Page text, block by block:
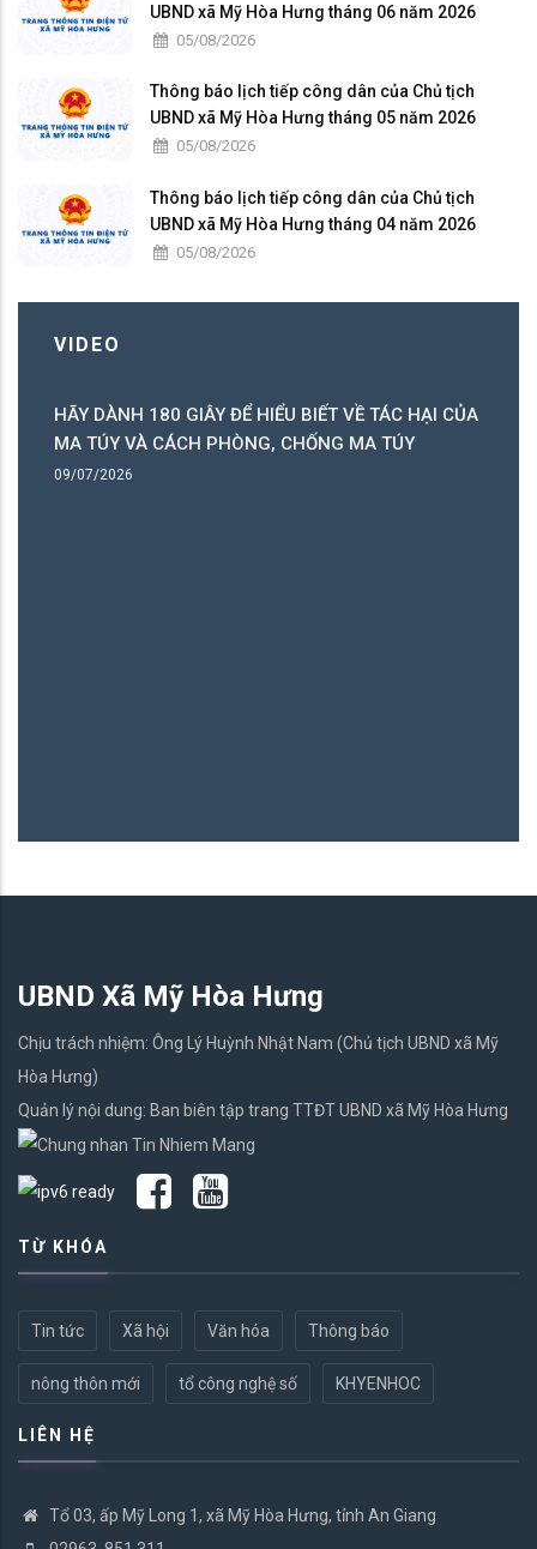
UBND xã Mỹ Hòa Hưng tháng 06 năm 2026
05/08/2026
Thông báo lịch tiếp công dân của Chủ tịch
UBND xã Mỹ Hòa Hưng tháng 05 năm 2026
05/08/2026
Thông báo lịch tiếp công dân của Chủ tịch
UBND xã Mỹ Hòa Hưng tháng 04 năm 2026
05/08/2026
VIDEO
HÃY DÀNH 180 GIÂY ĐỂ HIỂU BIẾT VỀ TÁC HẠI CỦA
MA TÚY VÀ CÁCH PHÒNG, CHỐNG MA TÚY
09/07/2026
UBND Xã Mỹ Hòa Hưng
Chịu trách nhiệm: Ông Lý Huỳnh Nhật Nam (Chủ tịch UBND xã Mỹ
Hòa Hưng)
Quản lý nội dung: Ban biên tập trang TTĐT UBND xã Mỹ Hòa Hưng
TỪ KHÓA
Tin tức Xã hội Văn hóa Thông báo
nông thôn mới tổ công nghệ số KHYENHOC
LIÊN HỆ
Tổ 03, ấp Mỹ Long 1, xã Mỹ Hòa Hưng, tỉnh An Giang